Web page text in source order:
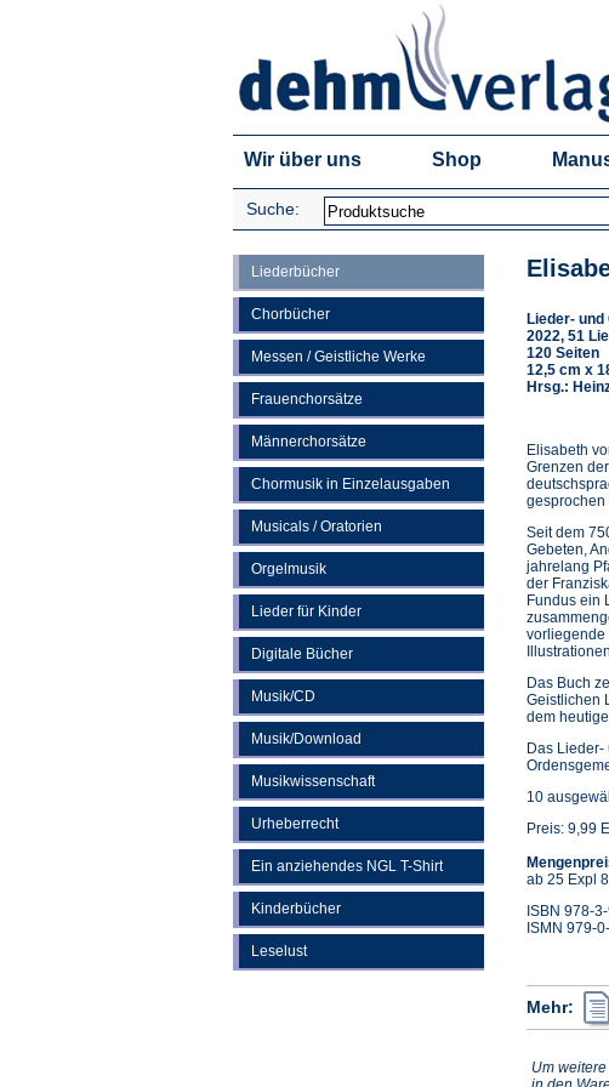
Wir über uns Shop
Suche:
Liederbücher
Chorbücher
Messen / Geistliche Werke
Frauenchorsätze
Männerchorsätze
Chormusik in Einzelausgaben
Musicals / Oratorien
Orgelmusik
Lieder für Kinder
Digitale Bücher
Musik/CD
Musik/Download
Musikwissenschaft
Urheberrecht
Ein anziehendes NGL T-Shirt
Kinderbücher
Leselust
Lieder-
2022, 51
120 Seiten
12,5 cm x
Hrsg.:
Elisabeth
Grenzen
gesprochen
Seit dem
Gebeten,
jahrelang
der
Fundus ein
vorliegende
Das Buch
Geistlichen
dem
Das
10
Preis: 9,99
ab 25 Expl
ISBN 978-
ISMN 979-
Mehr:
Um